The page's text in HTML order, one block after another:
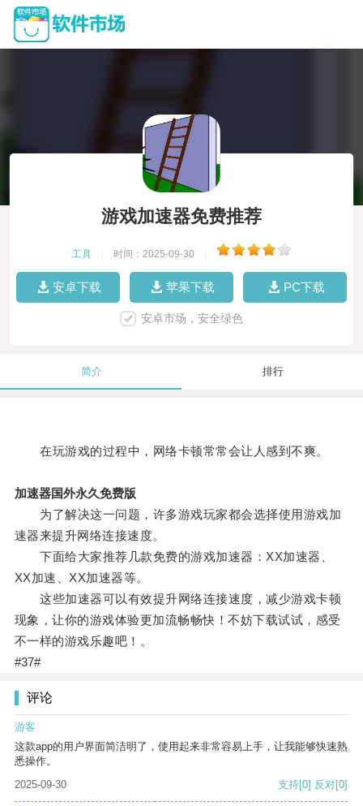
游戏加速器免费推荐
工具 时间：2025-09-30
安卓下载 苹果下载 PC下载
安卓市场，安全绿色
简介 排行
在玩游戏的过程中，网络卡顿常常会让人感到不爽。
加速器国外永久免费版
为了解决这一问题，许多游戏玩家都会选择使用游戏加
速器来提升网络连接速度。
下面给大家推荐几款免费的游戏加速器：XX加速器、
XX加速、XX加速器等。
这些加速器可以有效提升网络连接速度，减少游戏卡顿
现象，让你的游戏体验更加流畅畅快！不妨下载试试，感受
不一样的游戏乐趣吧！。
#37#
评论
游客
这款app的用户界面简洁明了，使用起来非常容易上手，让我能够快速熟
悉操作。
2025-09-30
支持[0] 反对[0]